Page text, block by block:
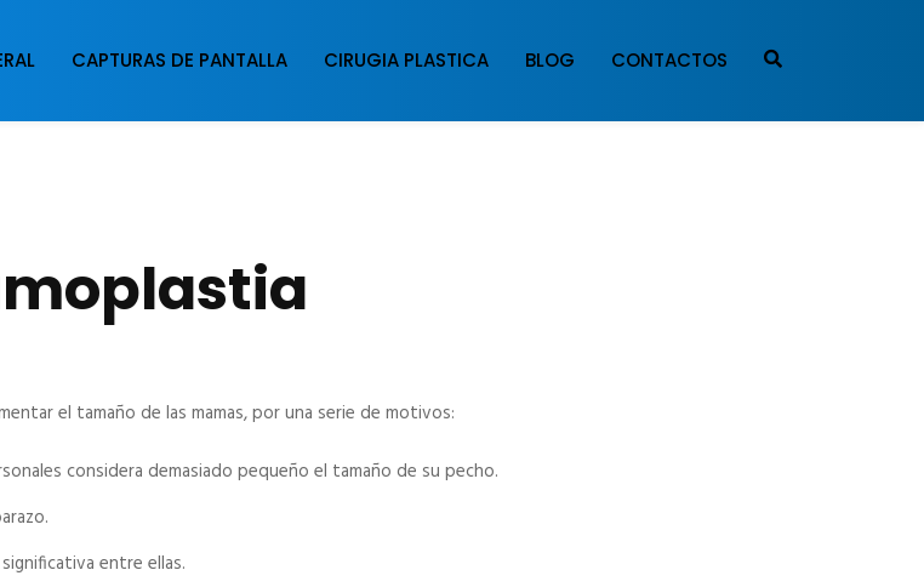
CAPTURAS DE PANTALLA CIRUGIA PLASTICA BLOG CONTACTOS
el tamaño de las mamas, por una serie de motivos:
considera demasiado pequeño el tamaño de su pecho.
entre ellas.